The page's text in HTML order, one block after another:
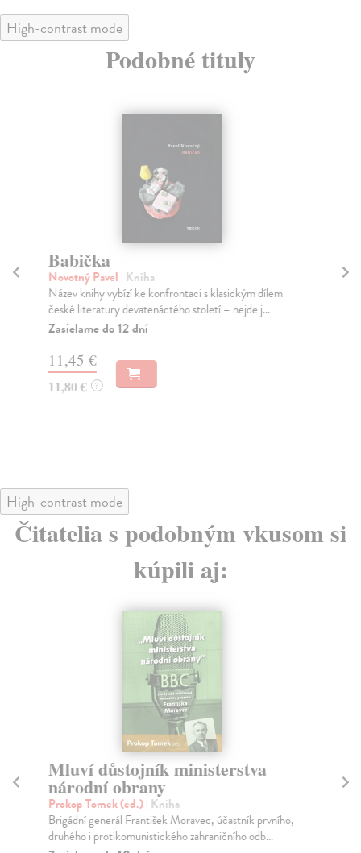
High-contrast mode
Podobné tituly
Babička
Novotný Pavel | Kniha
Název knihy vybízí ke konfrontaci s klasickým dílem
české literatury devatenáctého století – nejde j...
Zasielame do 12 dní
11,45 €
11,80 € ?
High-contrast mode
Čitatelia s podobným vkusom si
kúpili aj:
Mluví důstojník ministerstva
národní obrany
Prokop Tomek (ed.)| Kniha
Brigádní generál František Moravec, účastník prvního,
druhého i protikomunistického zahraničního odb...